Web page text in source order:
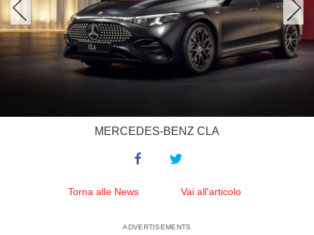
MERCEDES-BENZ CLA
Torna alle News Vai all'articolo